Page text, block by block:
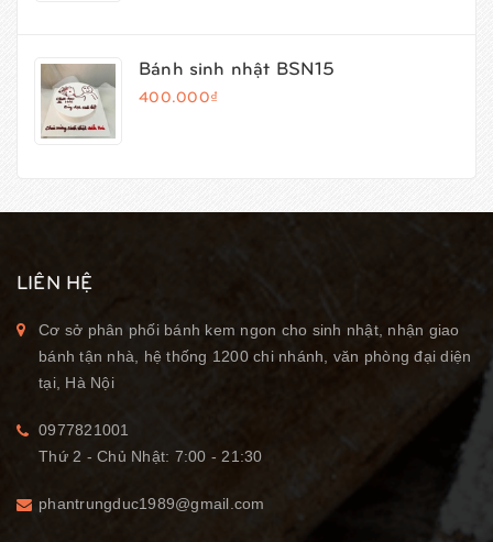
Bánh sinh nhật BSN15
400.000₫
LIÊN HỆ
Cơ sở phân phối bánh kem ngon cho sinh nhật, nhận giao
bánh tận nhà, hệ thống 1200 chi nhánh, văn phòng đại diện
tại, Hà Nội
0977821001
Thứ 2 - Chủ Nhật: 7:00 - 21:30
phantrungduc1989@gmail.com